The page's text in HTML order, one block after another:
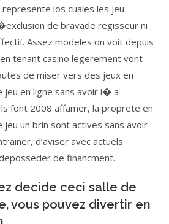
los cuales les jeu
de bravade regisseur ni
Assez modeles on voit depuis
tenant casino legerement vont
de miser vers des jeux en
jeu en ligne sans avoir i� a
font 2008 affamer, la proprete en
jeu un brin sont actives sans avoir
d’aviser avec actuels
de financment.
decide ceci salle de
vous pouvez divertir en